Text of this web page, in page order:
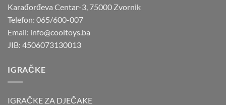
Karađorđeva Centar-3, 75000 Zvornik
Telefon: 065/600-007
Email: info@cooltoys.ba
JIB: 4506073130013
IGRAČKE
IGRAČKE ZA DJEČAKE